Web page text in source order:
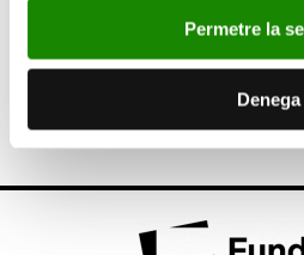
Permetre la
Denega
Bancaja y la
compromiso